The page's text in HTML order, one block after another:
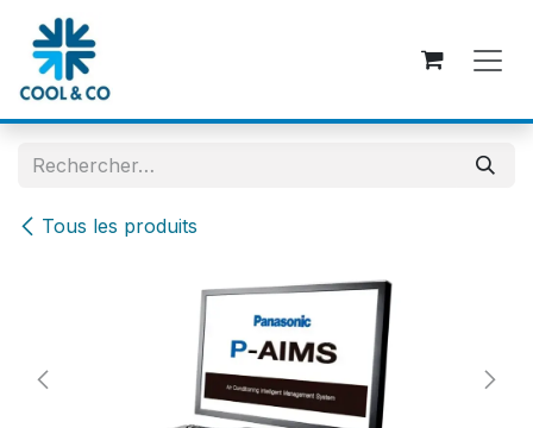
Se rendre au contenu
Tous les produits